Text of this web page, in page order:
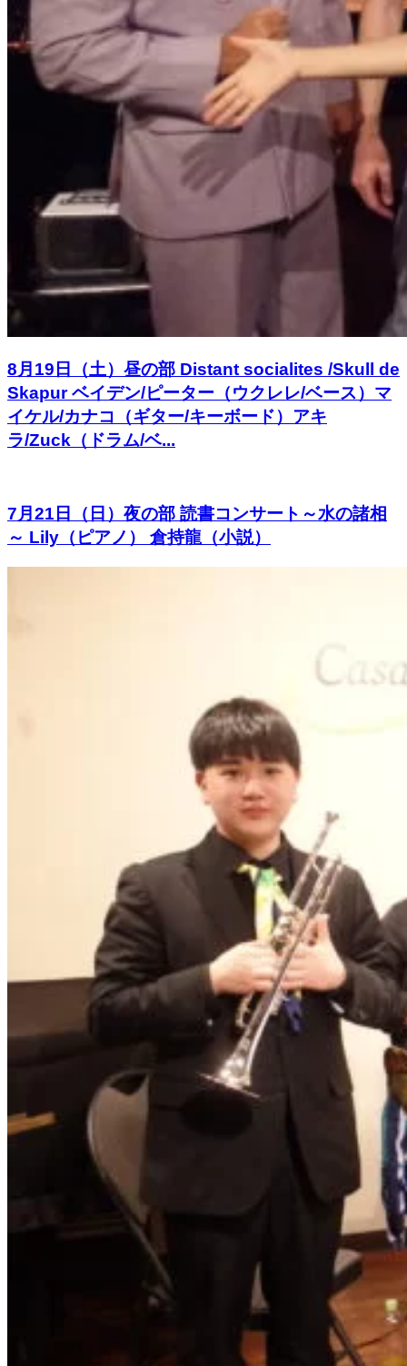
8月19日（土）昼の部 Distant socialites /Skull de
Skapur ベイデン/ピーター（ウクレレ/ベース）マ
イケル/カナコ（ギター/キーボード）アキ
ラ/Zuck（ドラム/ベ...
7月21日（日）夜の部 読書コンサート～水の諸相
～ Lily（ピアノ） 倉持龍（小説）